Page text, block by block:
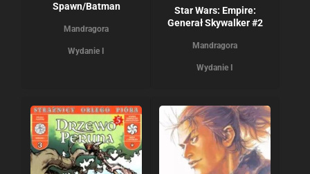
Spawn/Batman
Mandragora
Wydanie I
Star Wars: Empire:
Generał Skywalker #2
Mandragora
Wydanie I